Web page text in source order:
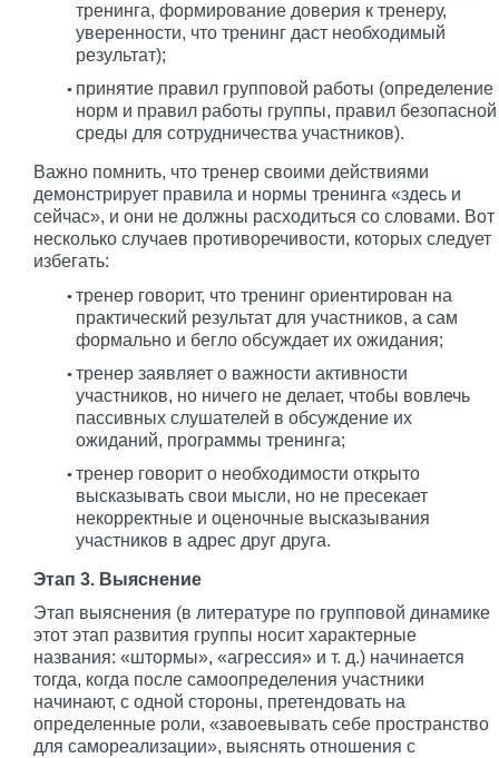
тренинга, формирование доверия к тренеру,
уверенности, что тренинг даст необходимый
результат);
принятие правил групповой работы (определение
норм и правил работы группы, правил безопасной
среды для сотрудничества участников).
Важно помнить, что тренер своими действиями
демонстрирует правила и нормы тренинга «здесь и
сейчас», и они не должны расходиться со словами. Вот
несколько случаев противоречивости, которых следует
избегать:
тренер говорит, что тренинг ориентирован на
практический результат для участников, а сам
формально и бегло обсуждает их ожидания;
тренер заявляет о важности активности
участников, но ничего не делает, чтобы вовлечь
пассивных слушателей в обсуждение их
ожиданий, программы тренинга;
тренер говорит о необходимости открыто
высказывать свои мысли, но не пресекает
некорректные и оценочные высказывания
участников в адрес друг друга.
Этап 3. Выяснение
Этап выяснения (в литературе по групповой динамике
этот этап развития группы носит характерные
названия: «штормы», «агрессия» и т. д.) начинается
тогда, когда после самоопределения участники
начинают, с одной стороны, претендовать на
определенные роли, «завоевывать себе пространство
для самореализации», выяснять отношения с